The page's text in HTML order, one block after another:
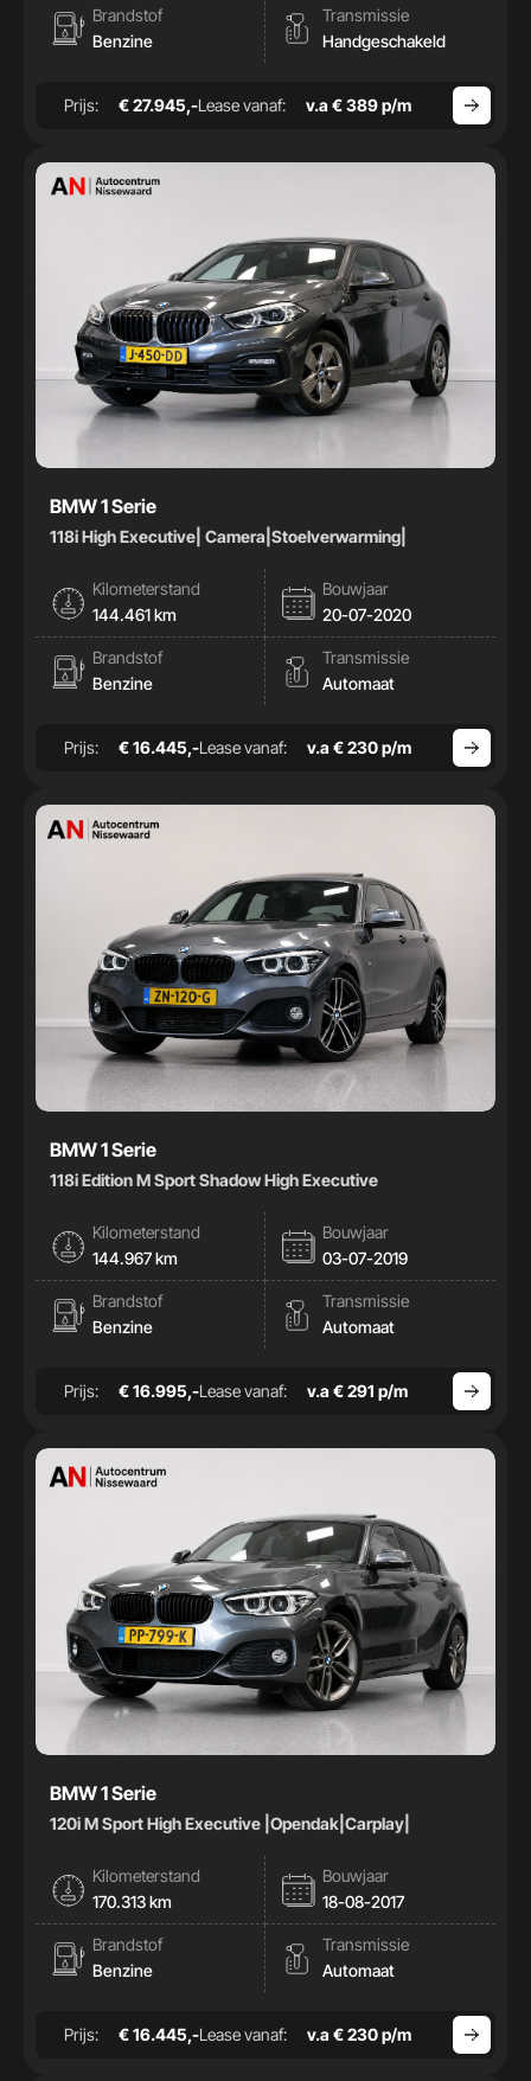
Brandstof
Benzine
Transmissie
Handgeschakeld
Prijs: € 27.945,-Lease vanaf: v.a € 389 p/m
BMW 1 Serie
118i High Executive| Camera|Stoelverwarming|
Kilometerstand
144.461 km
Bouwjaar
20-07-2020
Brandstof
Benzine
Transmissie
Automaat
Prijs: € 16.445,-Lease vanaf: v.a € 230 p/m
BMW 1 Serie
118i Edition M Sport Shadow High Executive
Kilometerstand
144.967 km
Bouwjaar
03-07-2019
Brandstof
Benzine
Transmissie
Automaat
Prijs: € 16.995,-Lease vanaf: v.a € 291 p/m
BMW 1 Serie
120i M Sport High Executive |Opendak|Carplay|
Kilometerstand
170.313 km
Bouwjaar
18-08-2017
Brandstof
Benzine
Transmissie
Automaat
Prijs: € 16.445,-Lease vanaf: v.a € 230 p/m